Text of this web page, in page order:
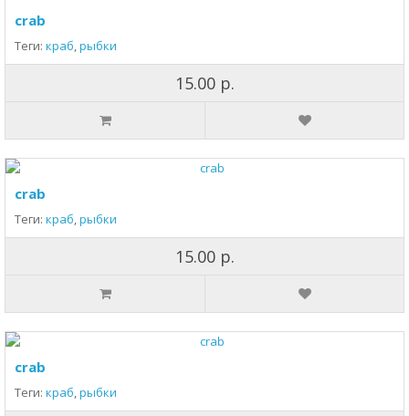
crab
Теги: краб,рыбки
15.00 р.
crab
Теги: краб,рыбки
15.00 р.
crab
Теги: краб,рыбки